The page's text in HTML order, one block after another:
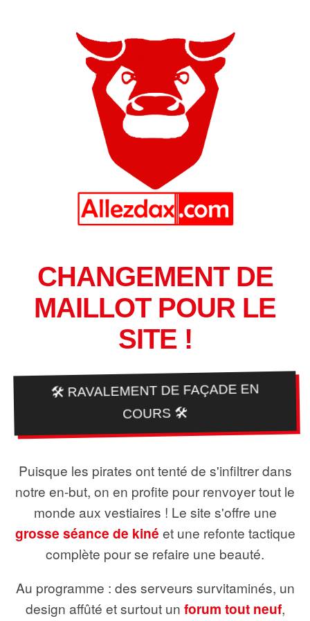
CHANGEMENT DE
MAILLOT POUR LE
SITE !
🛠️ RAVALEMENT DE FAÇADE EN
COURS 🛠️
Puisque les pirates ont tenté de s'infiltrer dans
notre en-but, on en profite pour renvoyer tout le
monde aux vestiaires ! Le site s'offre une
grosse séance de kiné et une refonte tactique
complète pour se refaire une beauté.
Au programme : des serveurs survitaminés, un
design affûté et surtout un forum tout neuf,